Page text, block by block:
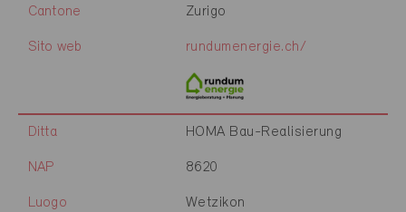
Cantone Zurigo
Sito web rundumenergie.ch/
Ditta HOMA Bau-Realisierung
NAP 8620
Luogo Wetzikon